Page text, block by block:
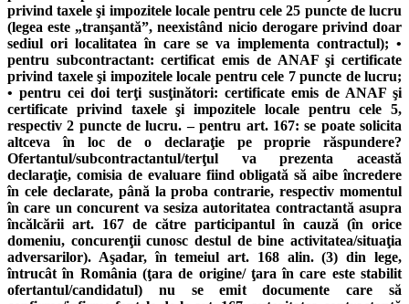
privind taxele şi impozitele locale pentru cele 25 puncte de lucru
(legea este „tranşantă”, neexistând nicio derogare privind doar
sediul ori localitatea în care se va implementa contractul); •
pentru subcontractant: certificat emis de ANAF şi certificate
privind taxele şi impozitele locale pentru cele 7 puncte de lucru;
• pentru cei doi terţi susţinători: certificate emis de ANAF şi
certificate privind taxele şi impozitele locale pentru cele 5,
respectiv 2 puncte de lucru. – pentru art. 167: se poate solicita
altceva în loc de o declaraţie pe proprie răspundere?
Ofertantul/subcontractantul/terţul va prezenta această
declaraţie, comisia de evaluare fiind obligată să aibe încredere
în cele declarate, până la proba contrarie, respectiv momentul
în care un concurent va sesiza autoritatea contractantă asupra
încălcării art. 167 de către participantul în cauză (în orice
domeniu, concurenţii cunosc destul de bine activitatea/situaţia
adversarilor). Aşadar, în temeiul art. 168 alin. (3) din lege,
întrucât în România (ţara de origine/ ţara în care este stabilit
ofertantul/candidatul) nu se emit documente care să